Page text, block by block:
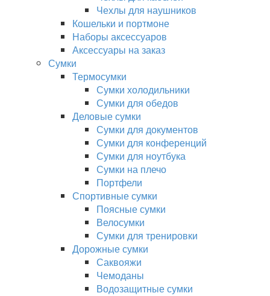
Чехлы для наушников
Кошельки и портмоне
Наборы аксессуаров
Аксессуары на заказ
Сумки
Термосумки
Сумки холодильники
Сумки для обедов
Деловые сумки
Сумки для документов
Сумки для конференций
Сумки для ноутбука
Сумки на плечо
Портфели
Спортивные сумки
Поясные сумки
Велосумки
Сумки для тренировки
Дорожные сумки
Саквояжи
Чемоданы
Водозащитные сумки